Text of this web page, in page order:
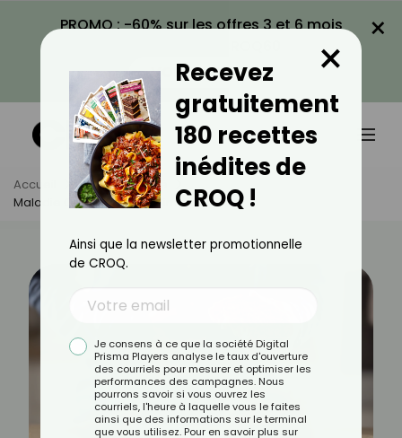
PROMO : -60% sur les offres 3 et 6 mois
VOIR LA PROMO
×
Accueil Actus
Santé
Maladie Cœliaque : Les Aliments À Éviter
Recevez
gratuitement
180 recettes
inédites de
CROQ !
×
Ainsi que la newsletter promotionnelle
de CROQ.
Je consens à ce que la société Digital
Prisma Players analyse le taux d'ouverture
des courriels pour mesurer et optimiser les
performances des campagnes. Nous
pourrons savoir si vous ouvrez les
courriels, l'heure à laquelle vous le faites
ainsi que des informations sur le terminal
que vous utilisez. Pour en savoir plus sur